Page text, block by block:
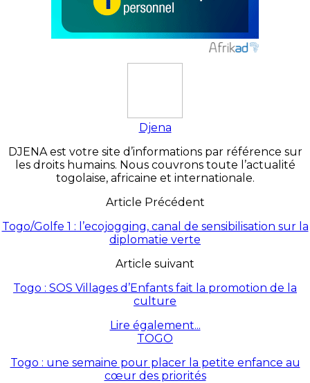
Djena
DJENA est votre site d’informations par référence sur
les droits humains. Nous couvrons toute l’actualité
togolaise, africaine et internationale.
Article Précédent
Togo/Golfe 1 : l’ecojogging, canal de sensibilisation sur la
diplomatie verte
Article suivant
Togo : SOS Villages d’Enfants fait la promotion de la
culture
Lire également...
TOGO
Togo : une semaine pour placer la petite enfance au
cœur des priorités